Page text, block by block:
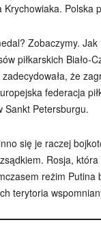
Polska
Zobaczymy.
piłkarskich
że
federacja
Sankt Petersburgu.
się je raczej
Rosja,
reżim
terytoria